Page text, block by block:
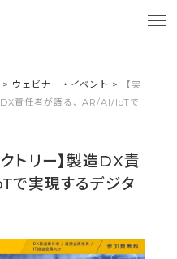
> ウェビナー・イベント >
【実
責任者が語る、AR/AI/IoTで
トリー】製造DX責
で実現するデジタ